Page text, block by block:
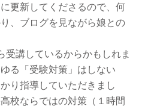
更新してくださるので、何
、ブログを見ながら娘との
受講しているからかもしれま
る「受験対策」はしない
り指導していただきまし
校ならではの対策（１時間